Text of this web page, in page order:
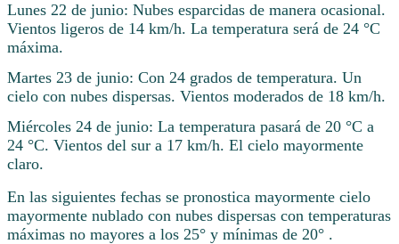
Lunes 22 de junio: Nubes esparcidas de manera ocasional.
Vientos ligeros de 14 km/h. La temperatura será de 24 °C
máxima.
Martes 23 de junio: Con 24 grados de temperatura. Un
cielo con nubes dispersas. Vientos moderados de 18 km/h.
Miércoles 24 de junio: La temperatura pasará de 20 °C a
24 °C. Vientos del sur a 17 km/h. El cielo mayormente
claro.
En las siguientes fechas se pronostica mayormente cielo
mayormente nublado con nubes dispersas con temperaturas
máximas no mayores a los 25° y mínimas de 20° .